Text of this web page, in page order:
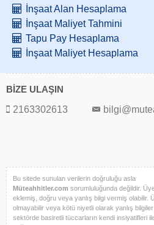
İnşaat Alan Hesaplama
İnşaat Maliyet Tahmini
Tapu Pay Hesaplama
İnşaat Maliyet Hesaplama
BİZE ULAŞIN
2163302613
Bu sitede sunulan verilerin doğruluğu asla
Müteahhitler.com sorumluluğunda değildir.
eklemiş, doğru veya yanlış bilgi vermiş olabilir.
olmayabilir veya kötü niyetli olarak yanlış
sektörde basiretli tüccarların kendi insiyatifleri